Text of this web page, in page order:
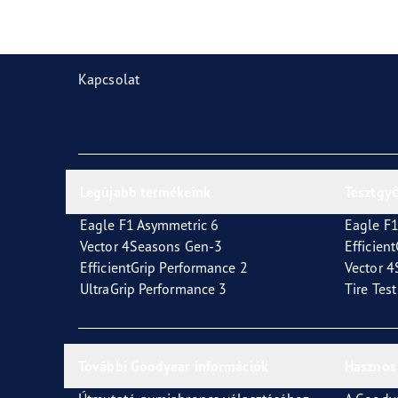
Kapcsolat
Eagle F1 Asymmetric 6
Vector 4Seasons Gen-3
EfficientGrip Performance 2
UltraGrip Performance 3
Eagle
Vector
Tire